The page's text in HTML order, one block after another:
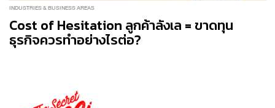
INDUSTRIES & BUSINESS AREAS
Cost of Hesitation ลูกค้าลังเล = ขาดทุน
ธุรกิจควรทำอย่างไรต่อ?